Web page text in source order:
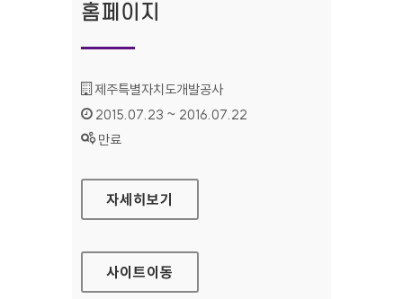
홈페이지
기관명 :
제주특별자치도개발공사
인증기간 :
2015.07.23 ~ 2016.07.22
상태 :
만료
제주특별자치도개발공사 홈페이지
자세히보기
사이트이동